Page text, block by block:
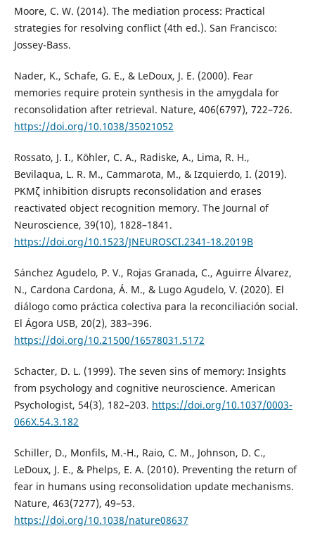
Moore, C. W. (2014). The mediation process: Practical
strategies for resolving conflict (4th ed.). San Francisco:
Jossey-Bass.
Nader, K., Schafe, G. E., & LeDoux, J. E. (2000). Fear
memories require protein synthesis in the amygdala for
reconsolidation after retrieval. Nature, 406(6797), 722–726.
https://doi.org/10.1038/35021052
Rossato, J. I., Köhler, C. A., Radiske, A., Lima, R. H.,
Bevilaqua, L. R. M., Cammarota, M., & Izquierdo, I. (2019).
PKMζ inhibition disrupts reconsolidation and erases
reactivated object recognition memory. The Journal of
Neuroscience, 39(10), 1828–1841.
https://doi.org/10.1523/JNEUROSCI.2341-18.2019B
Sánchez Agudelo, P. V., Rojas Granada, C., Aguirre Álvarez,
N., Cardona Cardona, Á. M., & Lugo Agudelo, V. (2020). El
diálogo como práctica colectiva para la reconciliación social.
El Ágora USB, 20(2), 383–396.
https://doi.org/10.21500/16578031.5172
Schacter, D. L. (1999). The seven sins of memory: Insights
from psychology and cognitive neuroscience. American
Psychologist, 54(3), 182–203. https://doi.org/10.1037/0003-
066X.54.3.182
Schiller, D., Monfils, M.-H., Raio, C. M., Johnson, D. C.,
LeDoux, J. E., & Phelps, E. A. (2010). Preventing the return of
fear in humans using reconsolidation update mechanisms.
Nature, 463(7277), 49–53.
https://doi.org/10.1038/nature08637